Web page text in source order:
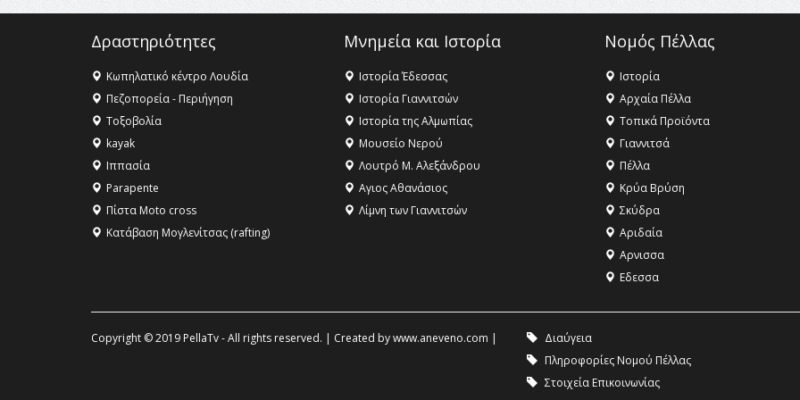
Δραστηριότητες
Κωπηλατικό κέντρο Λουδία
Πεζοπορεία - Περιήγηση
Τοξοβολία
kayak
Ιππασία
Parapente
Πίστα Moto cross
Κατάβαση Μογλενίτσας (rafting)
Μνημεία και Ιστορία
Ιστορία Έδεσσας
Ιστορία Γιαννιτσών
Ιστορία της Αλμωπίας
Μουσείο Νερού
Λουτρό Μ. Αλεξάνδρου
Αγιος Αθανάσιος
Λίμνη των Γιαννιτσών
Νομός Πέλλας
Ιστορία
Αρχαία Πέλλα
Τοπικά Προϊόντα
Γιαννιτσά
Πέλλα
Κρύα Βρύση
Σκύδρα
Αριδαία
Aρνισσα
Eδεσσα
Copyright © 2019 PellaTv - All rights reserved. | Created bywww.aneveno.com | Διαύγεια
Πληροφορίες Νομού Πέλλας
Στοιχεία Επικοινωνίας